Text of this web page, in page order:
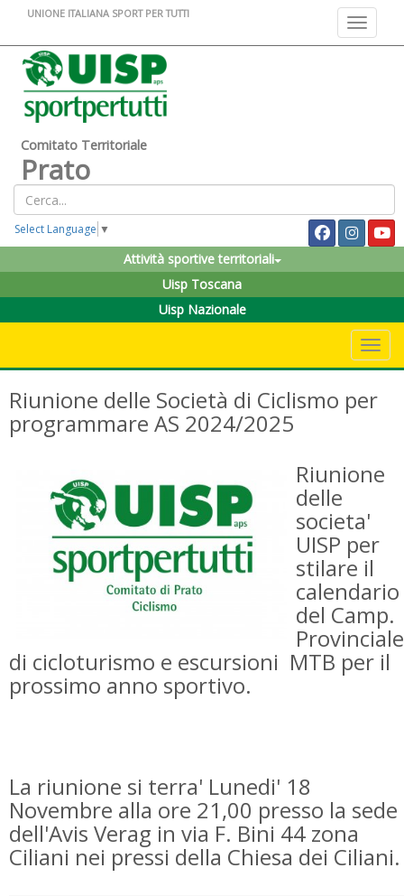
Toggle
UNIONE ITALIANA SPORT PER TUTTI
Comitato Territoriale
Prato
Select Language ▼
Attività sportive territoriali
Uisp Toscana
Uisp Nazionale
Riunione delle Società di Ciclismo per
programmare AS 2024/2025
Riunione
delle
societa'
UISP per
stilare il
calendario
del Camp.
Provinciale
di cicloturismo e escursioni MTB per il
prossimo anno sportivo.
La riunione si terra' Lunedi' 18
Novembre alla ore 21,00 presso la sede
dell'Avis Verag in via F. Bini 44 zona
Ciliani nei pressi della Chiesa dei Ciliani.